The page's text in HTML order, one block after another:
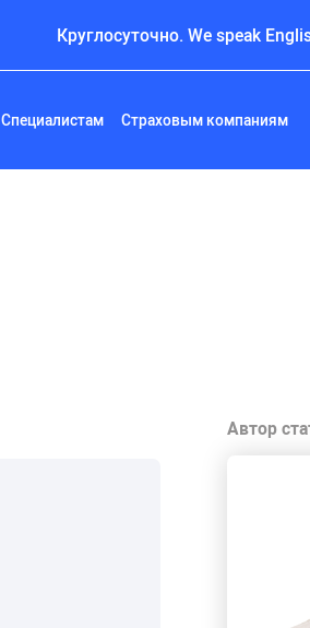
Круглосуточно. We speak
Специалистам Страховым компаниям
Автор